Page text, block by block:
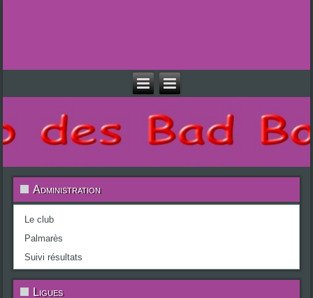
Administration
Le club
Palmarès
Suivi résultats
Ligues